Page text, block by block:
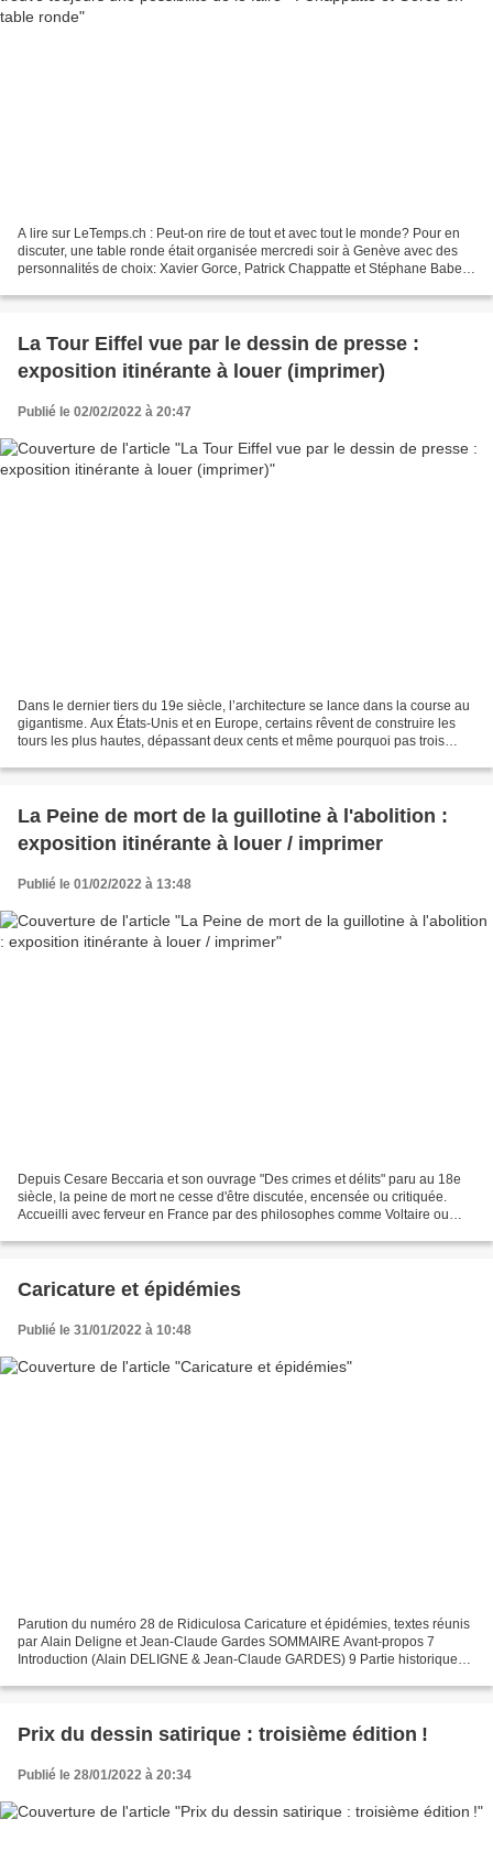
A lire sur LeTemps.ch : Peut-on rire de tout et avec tout le monde? Pour en
discuter, une table ronde était organisée mercredi soir à Genève avec des
personnalités de choix: Xavier Gorce, Patrick Chappatte et Stéphane Babey.
La Tour Eiffel vue par le dessin de presse :
exposition itinérante à louer (imprimer)
Publié le 02/02/2022 à 20:47
Dans le dernier tiers du 19e siècle, l’architecture se lance dans la course au
gigantisme. Aux États-Unis et en Europe, certains rêvent de construire les
tours les plus hautes, dépassant deux cents et même pourquoi pas trois
La Peine de mort de la guillotine à l'abolition :
exposition itinérante à louer / imprimer
Publié le 01/02/2022 à 13:48
Depuis Cesare Beccaria et son ouvrage "Des crimes et délits" paru au 18e
siècle, la peine de mort ne cesse d'être discutée, encensée ou critiquée.
Accueilli avec ferveur en France par des philosophes comme Voltaire ou
Caricature et épidémies
Publié le 31/01/2022 à 10:48
Parution du numéro 28 de Ridiculosa Caricature et épidémies, textes réunis
par Alain Deligne et Jean-Claude Gardes SOMMAIRE Avant-propos 7
Introduction (Alain DELIGNE & Jean-Claude GARDES) 9 Partie historique
Prix du dessin satirique : troisième édition !
Publié le 28/01/2022 à 20:34